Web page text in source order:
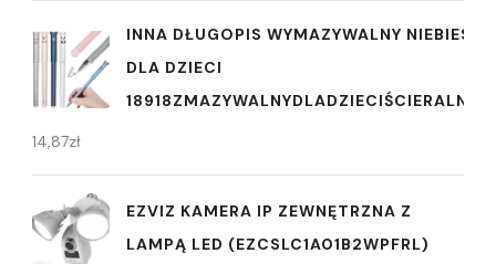
INNA DŁUGOPIS WYMAZYWALNY NIEBIESKI
DLA DZIECI
18918ZMAZYWALNYDLADZIECIŚCIERALNE4
14,87zł
EZVIZ KAMERA IP ZEWNĘTRZNA Z
LAMPĄ LED (EZCSLC1A01B2WPFRL)